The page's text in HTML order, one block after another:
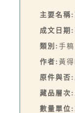
主要名稱:
成文日期:
類別: 手稿
作者: 黃
原件與否:
藏品層次:
數量單位: